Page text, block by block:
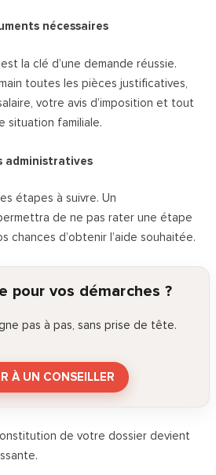
nécessaires
la clé d’une demande réussie.
toutes les pièces justificatives,
votre avis d’imposition et tout
situation familiale.
administratives
étapes à suivre. Un
de ne pas rater une étape
chances d’obtenir l’aide souhaitée.
pour vos démarches ?
pas à pas, sans prise de tête.
À UN CONSEILLER
de votre dossier devient